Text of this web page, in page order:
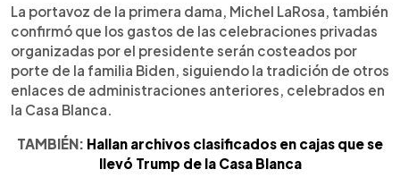
La portavoz de la primera dama, Michel LaRosa, también
confirmó que los gastos de las celebraciones privadas
organizadas por el presidente serán costeados por
porte de la familia Biden, siguiendo la tradición de otros
enlaces de administraciones anteriores, celebrados en
la Casa Blanca.
TAMBIÉN: Hallan archivos clasificados en cajas que se
llevó Trump de la Casa Blanca